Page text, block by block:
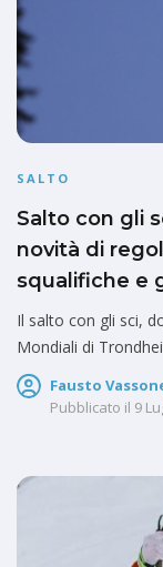
SALTO
Salto con gli
novità di
squalifiche e
Il salto con gli sci,
Mondiali di
Fausto
Pubblicato il 9